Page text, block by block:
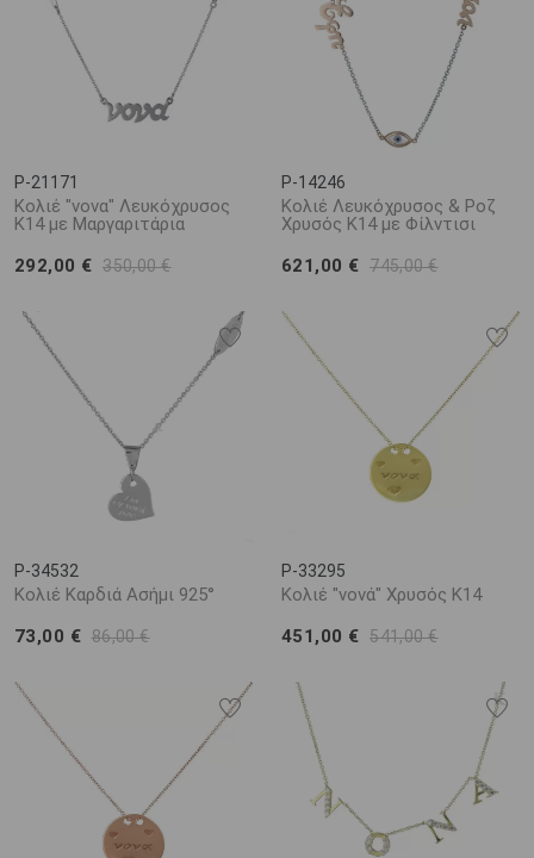
P-21171
Κολιέ "νονα" Λευκόχρυσος
Κ14 με Μαργαριτάρια
292,00 € 350,00 €
P-14246
Κολιέ Λευκόχρυσος & Ροζ
Χρυσός Κ14 με Φίλντισι
621,00 € 745,00 €
P-34532
Κολιέ Καρδιά Ασήμι 925°
73,00 € 86,00 €
P-33295
Κολιέ "νονά" Χρυσός Κ14
451,00 € 541,00 €